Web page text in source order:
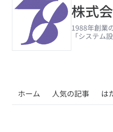
株式
1988年創業
「システム
ホーム 人気の記事 は